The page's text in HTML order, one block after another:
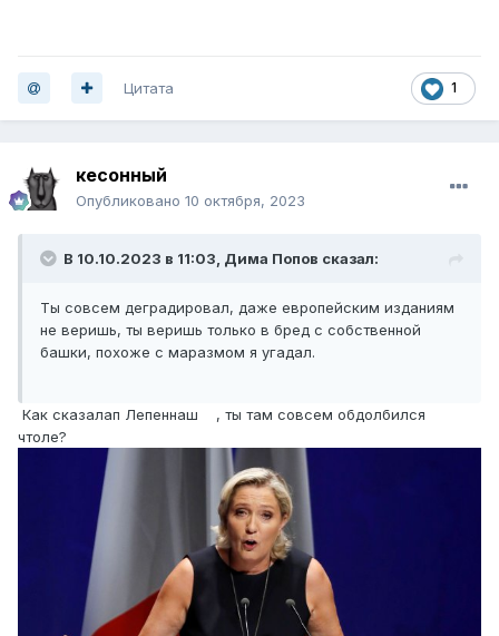
1
Цитата
кесонный
Опубликовано 10 октября, 2023
В 10.10.2023 в 11:03, Дима Попов сказал:
Ты совсем деградировал, даже европейским изданиям
не веришь, ты веришь только в бред с собственной
башки, похоже с маразмом я угадал.
Как сказалап Лепеннаш , ты там совсем обдолбился
чтоле?